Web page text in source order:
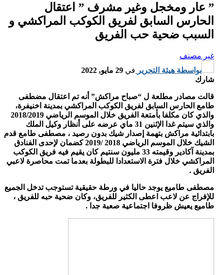
” عار ومخجل وغير مشرف ” اعتقال
الحارس السابق لفريق الكوكب المراكشي و
السبب ضحية حب الفريق
غير مصنف
بواسطة هيئة التحرير في 29 مايو, 2022
شارك
قالت مصادر مطلعة ل “صباح مراكش” أنه تم اعتقال مضطفى
طامع الحارس السابق لفريق الكوكب المراكشي بمدينة اخنيفرة،
والذي كان مكلفا بأمتعة الفريق خلال الموسم الرياضي 2018/2019
والذي سيتم غدا الإثنين 31 ماي عرضه على أنظار وكيل الملك
بابتدائية مراكش بتهمة إصدار شيك بدون رصيد ، مصطفى طامع قدم
الشيك خلال الموسم الرياضي 2018 /2019 كضمان لإحدى الفنادق
بمدينة آكادير وقيمته 33 مليون سنتيم كان يقيم فيه فريق الكوكب
المراكشي خلال فترة الاستعدادا للبطولة بعدما تمت محاصرة لاعبي
الفريق .
مصطفى طاميع يوجد حاليا في ورطة حقيقية تستوجب تدخل الجميع
للإفراج عن لاعب اعطى الكثير للفريق، وكان ضحية حبه للفريق ،
طاميع يعيش ظروفا اجتماعية صعبة جدا .